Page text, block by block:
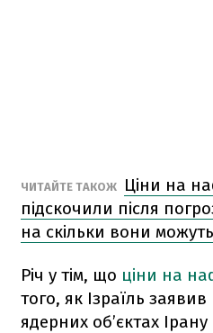
ЧИТАЙТЕ ТАКОЖ
Ціни на
підскочили після
на скільки вони
Річ у тім, що ціни на
того, як Ізраїль
ядерних об’єктах